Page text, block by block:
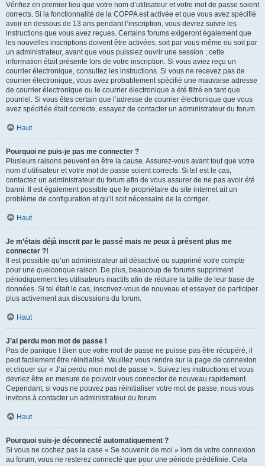
Vérifiez en premier lieu que votre nom d’utilisateur et votre mot de passe soient
corrects. Si la fonctionnalité de la COPPA est activée et que vous avez spécifié
avoir en dessous de 13 ans pendant l’inscription, vous devrez suivre les
instructions que vous avez reçues. Certains forums exigeront également que
les nouvelles inscriptions doivent être activées, soit par vous-même ou soit par
un administrateur, avant que vous puissiez ouvrir une session ; cette
information était présente lors de votre inscription. Si vous aviez reçu un
courrier électronique, consultez les instructions. Si vous ne recevez pas de
courrier électronique, vous avez probablement spécifié une mauvaise adresse
de courrier électronique ou le courrier électronique a été filtré en tant que
pourriel. Si vous êtes certain que l’adresse de courrier électronique que vous
avez spécifiée était correcte, essayez de contacter un administrateur du forum.
Haut
Pourquoi ne puis-je pas me connecter ?
Plusieurs raisons peuvent en être la cause. Assurez-vous avant tout que votre
nom d’utilisateur et votre mot de passe soient corrects. Si tel est le cas,
contactez un administrateur du forum afin de vous assurer de ne pas avoir été
banni. Il est également possible que le propriétaire du site internet ait un
problème de configuration et qu’il soit nécessaire de la corriger.
Haut
Je m’étais déjà inscrit par le passé mais ne peux à présent plus me
connecter ?!
Il est possible qu’un administrateur ait désactivé ou supprimé votre compte
pour une quelconque raison. De plus, beaucoup de forums suppriment
périodiquement les utilisateurs inactifs afin de réduire la taille de leur base de
données. Si tel était le cas, inscrivez-vous de nouveau et essayez de participer
plus activement aux discussions du forum.
Haut
J’ai perdu mon mot de passe !
Pas de panique ! Bien que votre mot de passe ne puisse pas être récupéré, il
peut facilement être réinitialisé. Veuillez vous rendre sur la page de connexion
et cliquer sur « J’ai perdu mon mot de passe ». Suivez les instructions et vous
devriez être en mesure de pouvoir vous connecter de nouveau rapidement.
Cependant, si vous ne pouvez pas réinitialiser votre mot de passe, nous vous
invitons à contacter un administrateur du forum.
Haut
Pourquoi suis-je déconnecté automatiquement ?
Si vous ne cochez pas la case « Se souvenir de moi » lors de votre connexion
au forum, vous ne resterez connecté que pour une période prédéfinie. Cela